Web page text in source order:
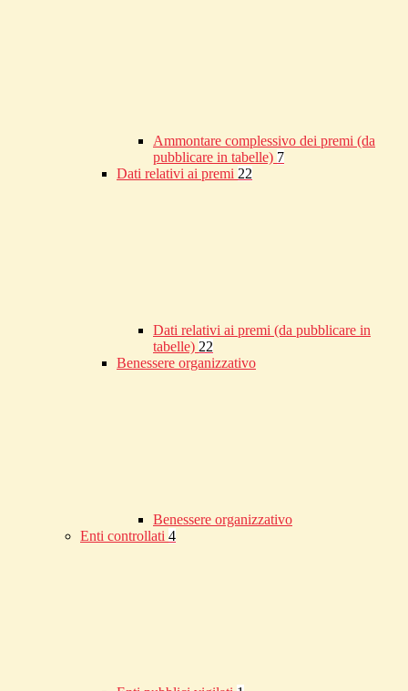
Ammontare complessivo dei premi (da
pubblicare in tabelle) 7
Dati relativi ai premi 22
Dati relativi ai premi (da pubblicare in
tabelle) 22
Benessere organizzativo
Benessere organizzativo
Enti controllati 4